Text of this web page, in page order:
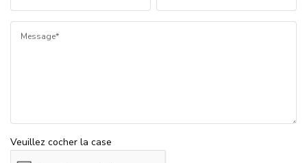
Message*
Veuillez cocher la case